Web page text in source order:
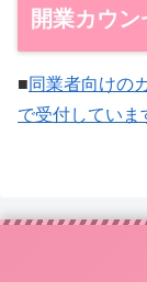
開業カウ
■同業者向けの
で受付していま